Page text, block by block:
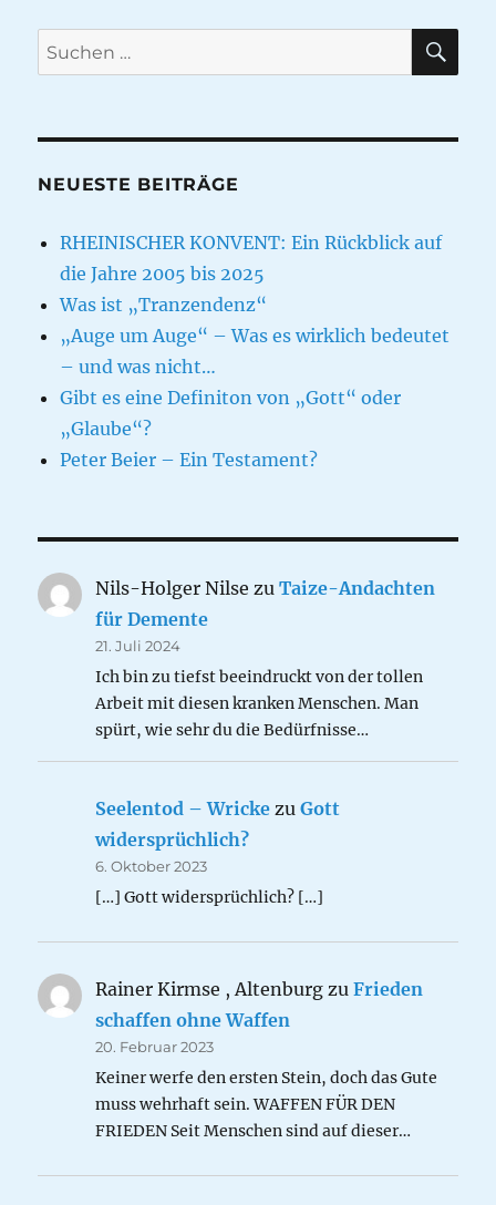
Suche
nach:
NEUESTE BEITRÄGE
RHEINISCHER KONVENT: Ein Rückblick auf
die Jahre 2005 bis 2025
Was ist „Tranzendenz“
„Auge um Auge“ – Was es wirklich bedeutet
– und was nicht…
Gibt es eine Definiton von „Gott“ oder
„Glaube“?
Peter Beier – Ein Testament?
Nils-Holger Nilse zuTaize-Andachten
für Demente
21. Juli 2024
Ich bin zu tiefst beeindruckt von der tollen
Arbeit mit diesen kranken Menschen. Man
spürt, wie sehr du die Bedürfnisse…
Seelentod – Wricke zuGott
widersprüchlich?
6. Oktober 2023
[…] Gott widersprüchlich? […]
Rainer Kirmse , Altenburg zuFrieden
schaffen ohne Waffen
20. Februar 2023
Keiner werfe den ersten Stein, doch das Gute
muss wehrhaft sein. WAFFEN FÜR DEN
FRIEDEN Seit Menschen sind auf dieser…